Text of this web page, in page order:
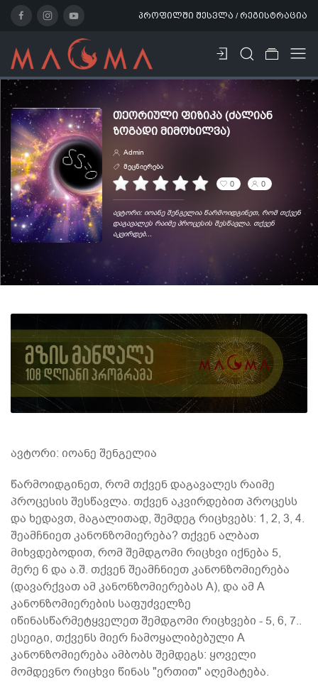
პროფილში შესვლა / რეგისტრაცია
ᲗᲔᲝᲠᲘᲣᲚᲘ ᲤᲘᲖᲘᲙᲐ (ᲫᲐᲚᲘᲐᲜ
ᲖᲝᲒᲐᲓᲘ ᲛᲘᲛᲝᲮᲘᲚᲕᲐ)
Admin
მეცნიერება
0 0
ავტორი: იოანე შენგელია წარმოიდგინეთ, რომ თქვენ
დაგავალეს რაიმე პროცესის შესწავლა. თქვენ
აკვირდებ...
ავტორი: იოანე შენგელია
წარმოიდგინეთ, რომ თქვენ დაგავალეს რაიმე
პროცესის შესწავლა. თქვენ აკვირდებით პროცესს
და ხედავთ, მაგალითად, შემდეგ რიცხვებს: 1, 2, 3, 4.
შეამჩნიეთ კანონზომიერება? თქვენ ალბათ
მიხვდებოდით, რომ შემდგომი რიცხვი იქნება 5,
მერე 6 და ა.შ. თქვენ შეამჩნიეთ კანონზომიერება
(დავარქვათ ამ კანონზომიერებას A), და ამ A
კანონზომიერების საფუძველზე
იწინასწარმეტყველეთ შემდგომი რიცხვები - 5, 6, 7..
ესეიგი, თქვენს მიერ ჩამოყალიბებული A
კანონზომიერება ამბობს შემდეგს: ყოველი
მომდევნო რიცხვი წინას "ერთით" აღემატება.